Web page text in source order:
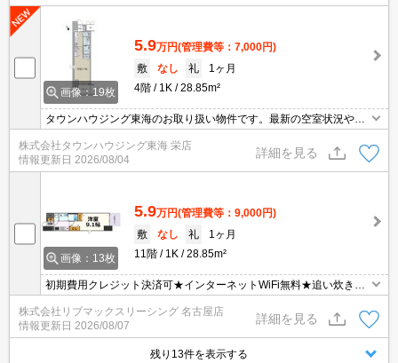
画像：19枚
5.9万円(管理費等：7,000円)
敷
なし 礼
1ヶ月
4階
1K 28.85m²
タウンハウジング東海のお取り扱い物件です。最新の空室状況やの
詳細などお気軽にお問い合わせ下さい。
株式会社タウンハウジング東海 栄店
情報更新日 2026/08/04
詳細を見る
画像：13枚
5.9万円(管理費等：9,000円)
敷
なし 礼
1ヶ月
11階
1K 28.85m²
初期費用クレジット決済可★インターネットWiFi無料★追い炊き機
能など設備充実！広々9.1帖の１K♪
株式会社リブマックスリーシング 名古屋店
情報更新日 2026/08/07
詳細を見る
残り13件を表示する